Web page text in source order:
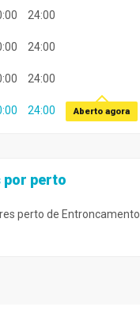
24:00
24:00
24:00
24:00 Aberto agora
por perto
perto de Entroncamento